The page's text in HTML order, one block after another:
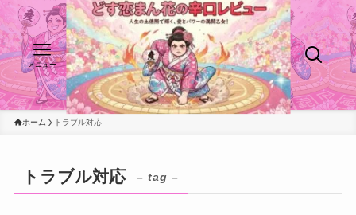
メニュー
ホーム トラブル対応
トラブル対応 – tag –